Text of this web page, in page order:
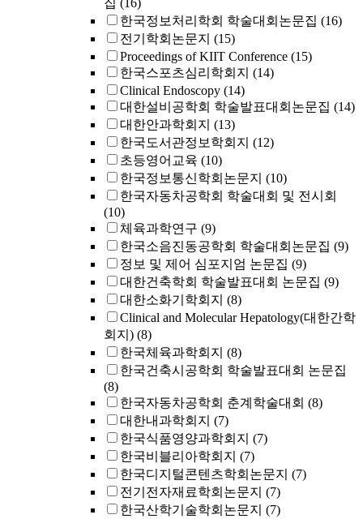
집 (16)
한국정보처리학회 학술대회논문집 (16)
전기학회논문지 (15)
Proceedings of KIIT Conference (15)
한국스포츠심리학회지 (14)
Clinical Endoscopy (14)
대한설비공학회 학술발표대회논문집 (14)
대한안과학회지 (13)
한국도서관정보학회지 (12)
초등영어교육 (10)
한국정보통신학회논문지 (10)
한국자동차공학회 학술대회 및 전시회
(10)
체육과학연구 (9)
한국소음진동공학회 학술대회논문집 (9)
정보 및 제어 심포지엄 논문집 (9)
대한건축학회 학술발표대회 논문집 (9)
대한소화기학회지 (8)
Clinical and Molecular Hepatology(대한간학
회지) (8)
한국체육과학회지 (8)
한국건축시공학회 학술발표대회 논문집
(8)
한국자동차공학회 춘계학술대회 (8)
대한내과학회지 (7)
한국식품영양과학회지 (7)
한국비블리아학회지 (7)
한국디지털콘텐츠학회논문지 (7)
전기전자재료학회논문지 (7)
한국산학기술학회논문지 (7)